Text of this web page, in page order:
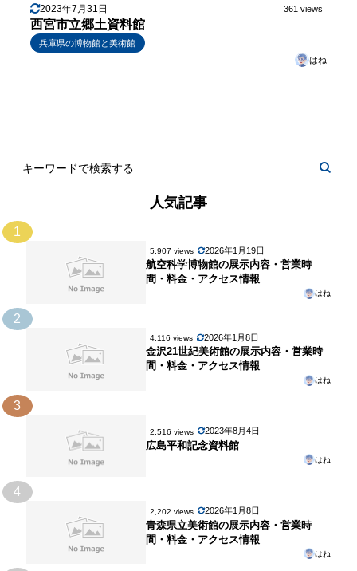
2023年7月31日 361 views
西宮市立郷土資料館
兵庫県の博物館と美術館
はね
人気記事
1
5,907 views 2026年1月19日
航空科学博物館の展示内容・営業時
間・料金・アクセス情報
はね
2
4,116 views 2026年1月8日
金沢21世紀美術館の展示内容・営業時
間・料金・アクセス情報
はね
3
2,516 views 2023年8月4日
広島平和記念資料館
はね
4
2,202 views 2026年1月8日
青森県立美術館の展示内容・営業時
間・料金・アクセス情報
はね